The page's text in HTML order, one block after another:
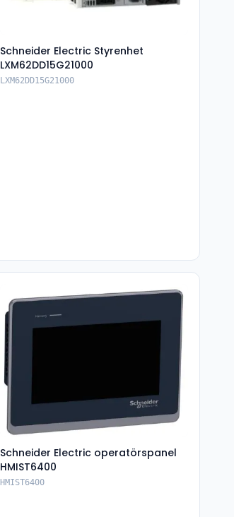
Schneider Electric Styrenhet
LXM62DD15G21000
LXM62DD15G21000
Schneider Electric operatörspanel
HMIST6400
HMIST6400